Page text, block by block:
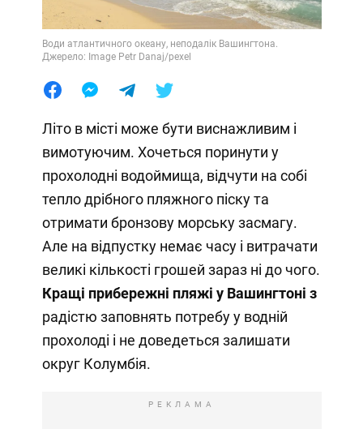
Води атлантичного океану, неподалік Вашингтона.
Джерело: Image Petr Danaj/pexel
Літо в місті може бути виснажливим і
вимотуючим. Хочеться поринути у
прохолодні водоймища, відчути на собі
тепло дрібного пляжного піску та
отримати бронзову морську засмагу.
Але на відпустку немає часу і витрачати
великі кількості грошей зараз ні до чого.
Кращі прибережні пляжі у Вашингтоні з
радістю заповнять потребу у водній
прохолоді і не доведеться залишати
округ Колумбія.
РЕКЛАМА